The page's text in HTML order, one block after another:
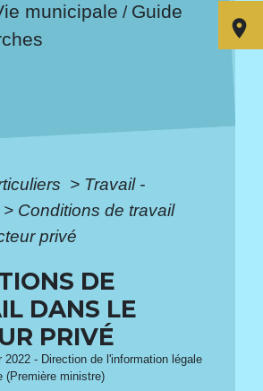
municipale / Guide
> Travail -
> Conditions de travail
privé
DE
DANS LE
PRIVÉ
2022 - Direction de l'information légale
(Première ministre)
room